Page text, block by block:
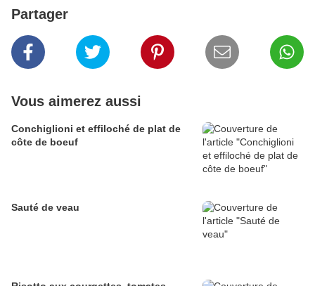
Partager
Vous aimerez aussi
Conchiglioni et effiloché de plat de
côte de boeuf
Sauté de veau